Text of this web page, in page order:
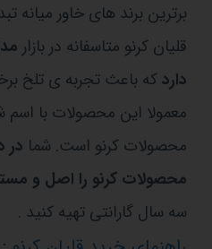
برترین برند های خاور میانه
قلیان کرنو متاسفانه در بازار
داردکه باعث تجربه ی تلخ
معمولا این محصولات با اسم
محصولات کرنو است. شما در
محصولات کرنو را اصل و
سه سال گارانتی تهیه کنید .